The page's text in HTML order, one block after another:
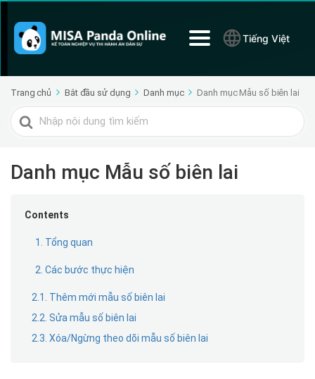
Tiếng Việt
Trang chủ Bắt đầu sử dụng Danh mục Danh mục Mẫu số biên lai
Tìm
kiếm
Danh mục Mẫu số biên lai
Contents
1. Tổng quan
2. Các bước thực hiện
2.1. Thêm mới mẫu số biên lai
2.2. Sửa mẫu số biên lai
2.3. Xóa/Ngừng theo dõi mẫu số biên lai